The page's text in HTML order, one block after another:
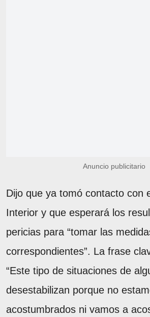
Anuncio publicitario
Dijo que ya tomó contacto con
Interior y que esperará los
pericias para “tomar las
correspondientes”. La frase
“Este tipo de situaciones de
desestabilizan porque no
acostumbrados ni vamos a